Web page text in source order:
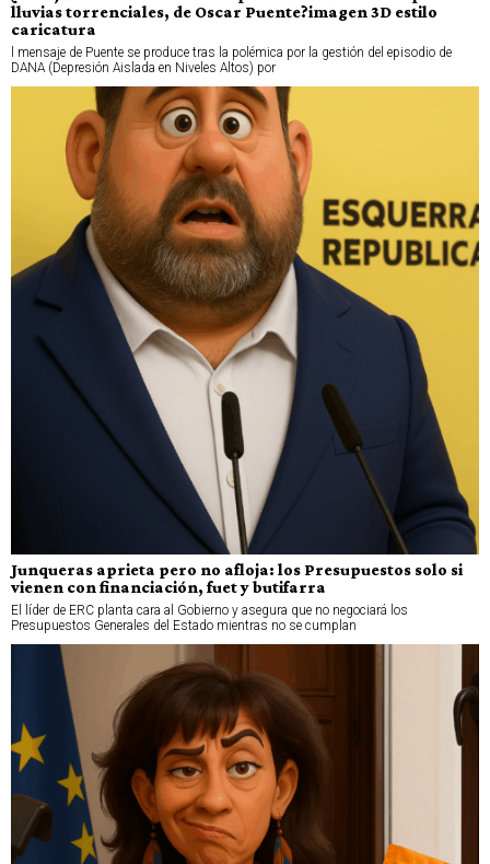
lluvias torrenciales, de Oscar Puente?imagen 3D estilo
caricatura
l mensaje de Puente se produce tras la polémica por la gestión del episodio de
DANA (Depresión Aislada en Niveles Altos) por
Junqueras aprieta pero no afloja: los Presupuestos solo si
vienen con financiación, fuet y butifarra
El líder de ERC planta cara al Gobierno y asegura que no negociará los
Presupuestos Generales del Estado mientras no se cumplan